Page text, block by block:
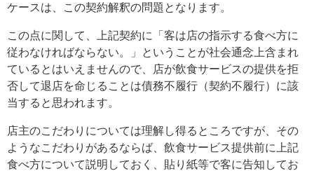
ケースは、この契約解釈の問題となります。
この点に関して、上記契約に「客は店の指示する食べ方に
従わなければならない。」ということが社会通念上含まれ
ているとはいえませんので、店が飲食サービスの提供を拒
否して退店を命じることは債務不履行（契約不履行）に該
当すると思われます。
店主のこだわりについては理解し得るところですが、その
ようなこだわりがあるならば、飲食サービス提供前に上記
食べ方について説明しておく、貼り紙等で客に告知してお